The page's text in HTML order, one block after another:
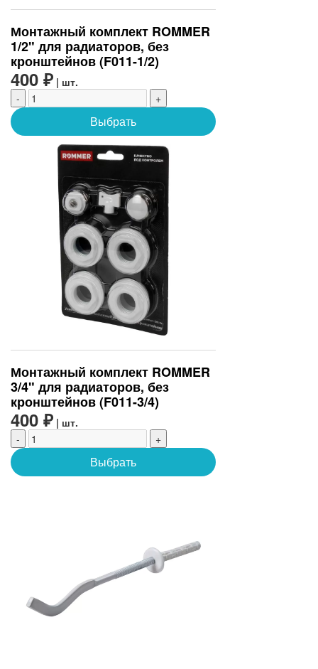
Монтажный комплект ROMMER
1/2" для радиаторов, без
кронштейнов (F011-1/2)
400 ₽ | шт.
-
+
Выбрать
Монтажный комплект ROMMER
3/4" для радиаторов, без
кронштейнов (F011-3/4)
400 ₽ | шт.
-
+
Выбрать